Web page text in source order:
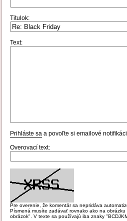
Titulok:
Text:
Prihláste sa a povoľte si emailové
Overovací text:
Pre overenie, že komentár sa nepridáva
Písmená musíte zadávať rovnako ako na
obrázok". V texte sa používajú iba znaky